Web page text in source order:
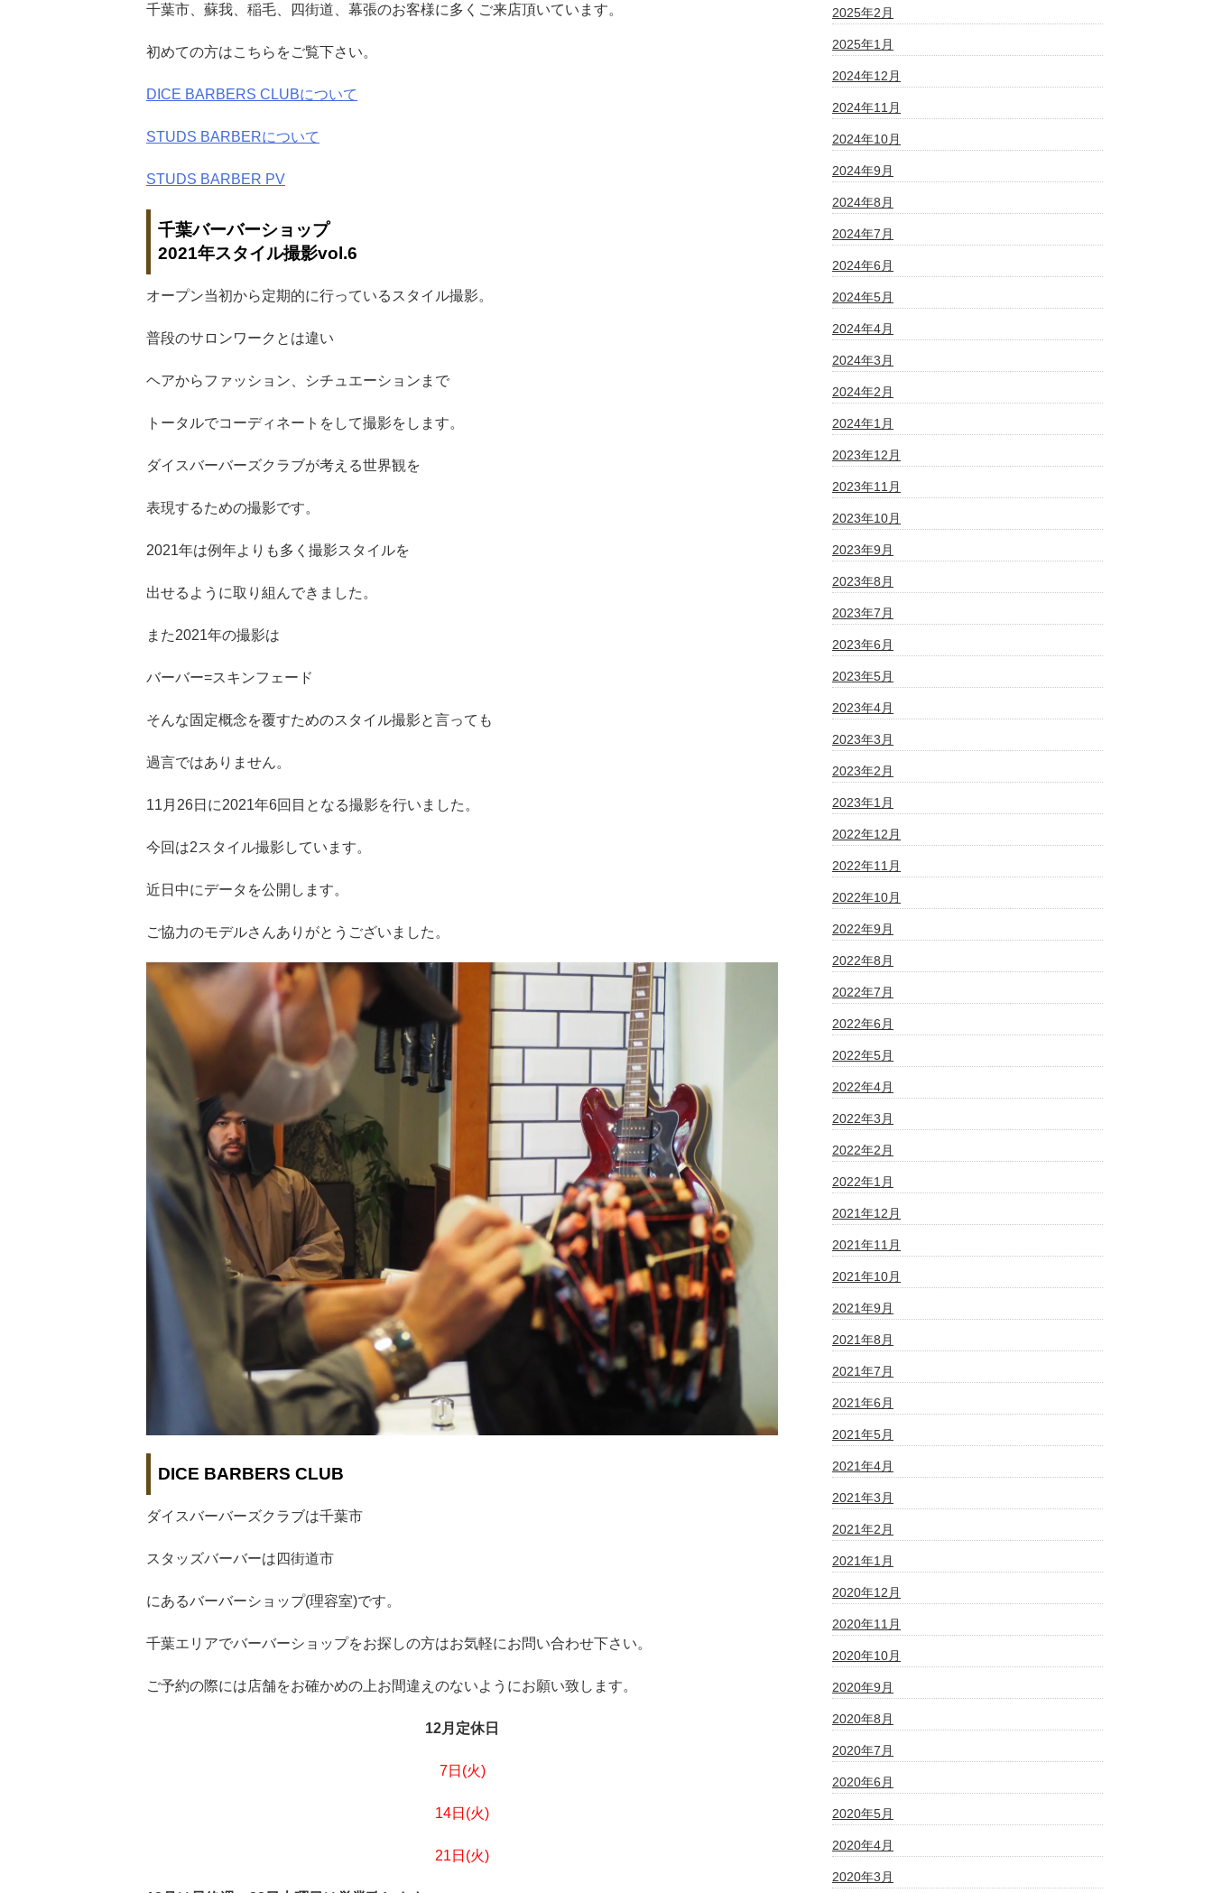
千葉市、蘇我、稲毛、四街道、幕張のお客様に多くご来店頂いています。
初めての方はこちらをご覧下さい。
DICE BARBERS CLUBについて
STUDS BARBERについて
STUDS BARBER PV
千葉バーバーショップ
2021年スタイル撮影vol.6
オープン当初から定期的に行っているスタイル撮影。
普段のサロンワークとは違い
ヘアからファッション、シチュエーションまで
トータルでコーディネートをして撮影をします。
ダイスバーバーズクラブが考える世界観を
表現するための撮影です。
2021年は例年よりも多く撮影スタイルを
出せるように取り組んできました。
また2021年の撮影は
バーバー=スキンフェード
そんな固定概念を覆すためのスタイル撮影と言っても
過言ではありません。
11月26日に2021年6回目となる撮影を行いました。
今回は2スタイル撮影しています。
近日中にデータを公開します。
ご協力のモデルさんありがとうございました。
DICE BARBERS CLUB
ダイスバーバーズクラブは千葉市
スタッズバーバーは四街道市
にあるバーバーショップ(理容室)です。
千葉エリアでバーバーショップをお探しの方はお気軽にお問い合わせ下さい。
ご予約の際には店舗をお確かめの上お間違えのないようにお願い致します。
12月定休日
7日(火)
14日 (火)
21日(火)
2025年2月
2025年1月
2024年12月
2024年11月
2024年10月
2024年9月
2024年8月
2024年7月
2024年6月
2024年5月
2024年4月
2024年3月
2024年2月
2024年1月
2023年12月
2023年11月
2023年10月
2023年9月
2023年8月
2023年7月
2023年6月
2023年5月
2023年4月
2023年3月
2023年2月
2023年1月
2022年12月
2022年11月
2022年10月
2022年9月
2022年8月
2022年7月
2022年6月
2022年5月
2022年4月
2022年3月
2022年2月
2022年1月
2021年12月
2021年11月
2021年10月
2021年9月
2021年8月
2021年7月
2021年6月
2021年5月
2021年4月
2021年3月
2021年2月
2021年1月
2020年12月
2020年11月
2020年10月
2020年9月
2020年8月
2020年7月
2020年6月
2020年5月
2020年4月
2020年3月